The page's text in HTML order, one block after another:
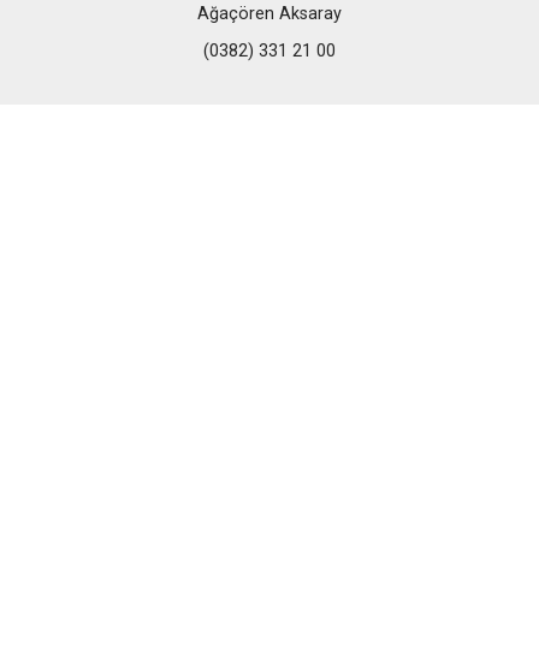
Ağaçören Aksaray
(0382) 331 21 00